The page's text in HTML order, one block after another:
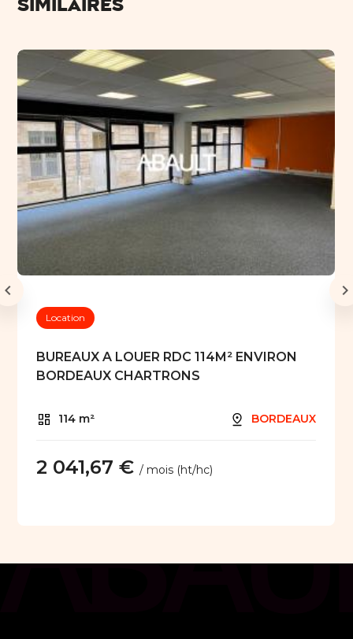
similaires
Location
BUREAUX A LOUER RDC 114M² ENVIRON
BORDEAUX CHARTRONS
114 m² BORDEAUX
2 041,67 €/ mois (ht/hc)